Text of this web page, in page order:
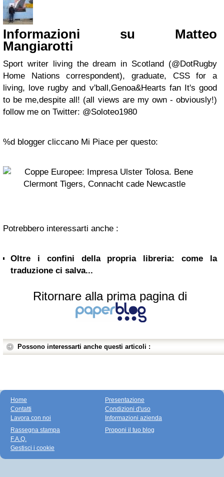
Informazioni su Matteo
Mangiarotti
Sport writer living the dream in Scotland (@DotRugby
Home Nations correspondent), graduate, CSS for a
living, love rugby and v'ball,Genoa&Hearts fan It's good
to be me,despite all! (all views are my own - obviously!)
follow me on Twitter: @Soloteo1980
%d blogger cliccano Mi Piace per questo:
Potrebbero interessarti anche :
Oltre i confini della propria libreria: come la
traduzione ci salva...
Ritornare alla prima pagina di
Possono interessarti anche questi articoli :
Home
Contatti
Lavora con noi
Presentazione
Condizioni d'uso
Informazioni azienda
Rassegna stampa
F.A.Q.
Gestisci i cookie
Proponi il tuo blog